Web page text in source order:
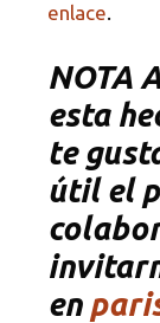
enlace.
NOTA
esta
te
útil el
en